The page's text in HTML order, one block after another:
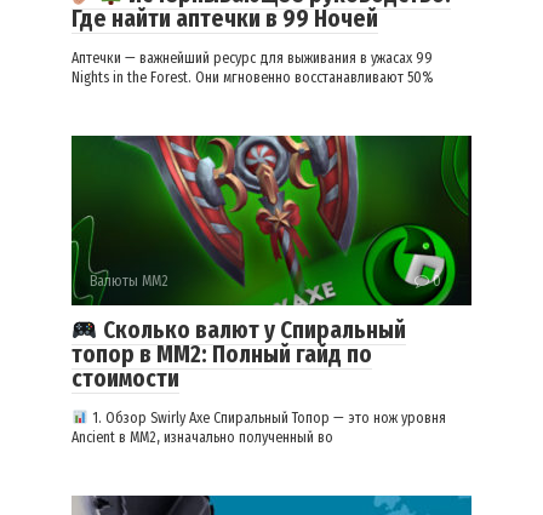
Где найти аптечки в 99 Ночей
Аптечки — важнейший ресурс для выживания в ужасах 99
Nights in the Forest. Они мгновенно восстанавливают 50%
Валюты ММ2 0
Сколько валют у Спиральный
топор в ММ2: Полный гайд по
стоимости
1. Обзор Swirly Axe Спиральный Топор — это нож уровня
Ancient в MM2, изначально полученный во